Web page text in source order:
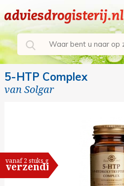
5-HTP Complex
vanSolgar
vanaf 2 stuks gratis
verzending